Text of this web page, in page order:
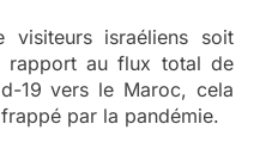
israéliens soit
rapport au flux total de
19 vers le Maroc, cela
par la pandémie.